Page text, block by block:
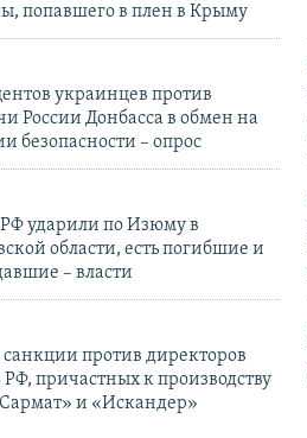
попавшего в плен в Крыму
украинцев против
России Донбасса в обмен на
безопасности – опрос
ударили по Изюму в
области, есть погибшие и
– власти
санкции против директоров
РФ, причастных к производству
и «Искандер»